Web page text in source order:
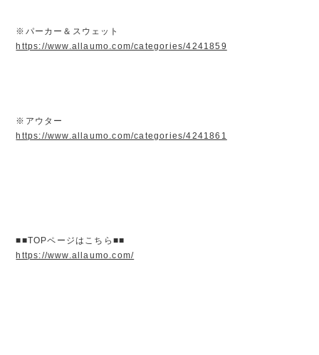
※パーカー＆スウェット
https://www.allaumo.com/categories/4241859
※アウター
https://www.allaumo.com/categories/4241861
■■TOPページはこちら■■
https://www.allaumo.com/